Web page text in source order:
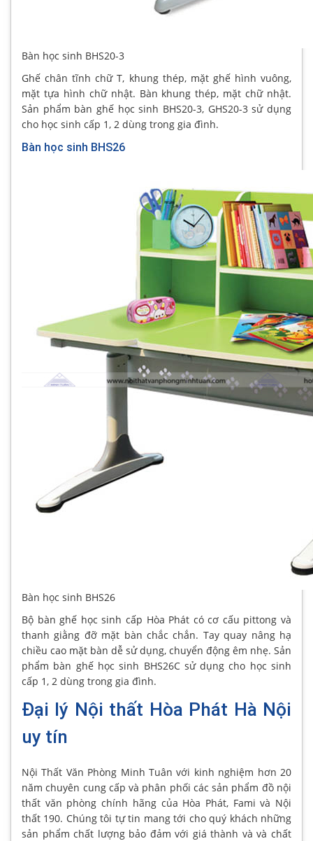
Bàn học sinh BHS20-3
Ghế chân tĩnh chữ T, khung thép, mặt ghế hình vuông,
mặt tựa hình chữ nhật. Bàn khung thép, mặt chữ nhật.
Sản phẩm bàn ghế học sinh BHS20-3, GHS20-3 sử dụng
cho học sinh cấp 1, 2 dùng trong gia đình.
Bàn học sinh BHS26
Bàn học sinh BHS26
Bộ bàn ghế học sinh cấp Hòa Phát có cơ cấu pittong và
thanh giằng đỡ mặt bàn chắc chắn. Tay quay nâng hạ
chiều cao mặt bàn dễ sử dụng, chuyển động êm nhẹ. Sản
phẩm bàn ghế học sinh BHS26C sử dụng cho học sinh
cấp 1, 2 dùng trong gia đình.
Đại lý Nội thất Hòa Phát Hà Nội
uy tín
Nội Thất Văn Phòng Minh Tuân với kinh nghiệm hơn 20
năm chuyên cung cấp và phân phối các sản phẩm đồ nội
thất văn phòng chính hãng của Hòa Phát, Fami và Nội
thất 190. Chúng tôi tự tin mang tới cho quý khách những
sản phẩm chất lượng bảo đảm với giá thành và và chất